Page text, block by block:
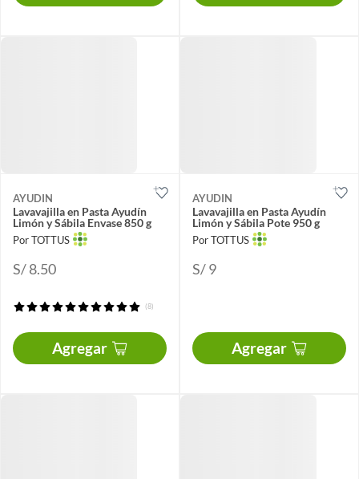
AYUDIN
Lavavajilla en Pasta Ayudín
Limón y Sábila Envase 850 g
Por TOTTUS
S/ 8.50
(8)
Agregar
AYUDIN
Lavavajilla en Pasta Ayudín
Limón y Sábila Pote 950 g
Por TOTTUS
S/ 9
Agregar